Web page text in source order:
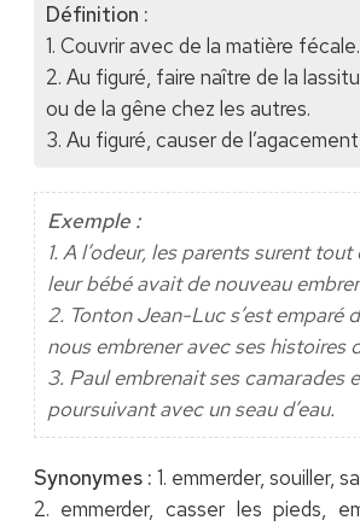
Définition :
1. Couvrir avec de la matière fécale.
2. Au figuré, faire naître de la
ou de la gêne chez les autres.
3. Au figuré, causer de
Exemple :
1. A l’odeur, les parents surent
leur bébé avait de nouveau
2. Tonton Jean-Luc s’est emparé
nous embrener avec ses histoires
3. Paul embrenait ses camarades
poursuivant avec un seau d’eau.
Synonymes : 1. emmerder, souiller,
2. emmerder, casser les pieds,